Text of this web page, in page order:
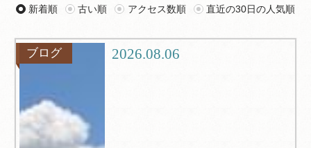
旅行記 ツアー
グルメ
新着順 古い順 アクセス数順 直近の30日の人気順
ブログ 2026.08.06